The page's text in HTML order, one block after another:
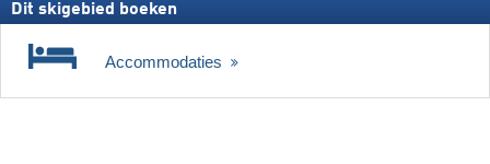
Dit skigebied boeken
Accommodaties